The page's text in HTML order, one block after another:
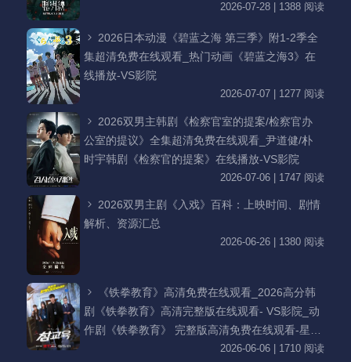
2026-07-28 | 1388 阅读
2026日本动漫《碧蓝之海 第三季》附1-2季全
集超清免费在线观看_热门动画《碧蓝之海3》在
线播放-VS影院
2026-07-07 | 1277 阅读
2026双男主韩剧《检察官室的提案/检察官办
公室的提议》全集超清免费在线观看_尹道健/朴
时宇韩剧《检察官的提案》在线播放-VS影院
2026-07-06 | 1747 阅读
2026双男主剧《入戏》百科：上映时间、剧情
解析、资源汇总
2026-06-26 | 1380 阅读
《铁拳教育》高清免费在线观看_2026高分韩
剧《铁拳教育》高清完整版在线观看- VS影院_动
作剧《铁拳教育》 完整版高清免费在线观看-星空
影院李星民主演《铁拳教育》无广告_VS影视
2026-06-06 | 1710 阅读